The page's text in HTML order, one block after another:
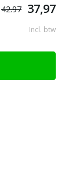
42.97 37,97
Incl. btw